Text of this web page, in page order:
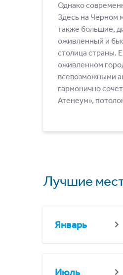
Однако
Здесь на Черном
также большие,
оживленный и
столица страны.
оживленном
всевозможными
гармонично
Атенеум»,
Лучшие
Январь
Июль